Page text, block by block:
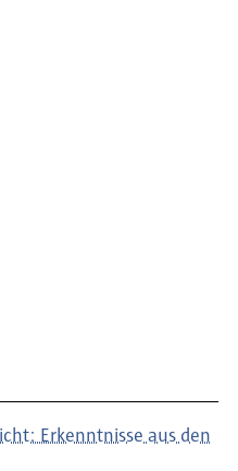
Erkenntnisse aus den